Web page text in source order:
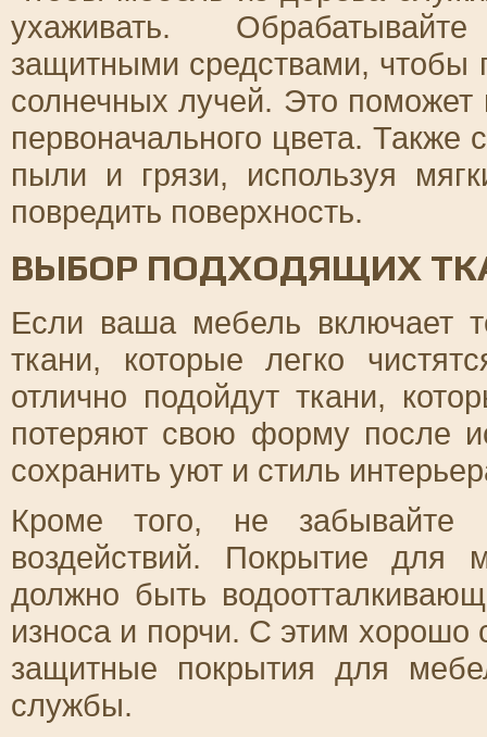
ухаживать.
защитными средствами, чтобы
солнечных лучей. Это поможет
первоначального цвета. Также
пыли и грязи, используя
повредить поверхность.
ВЫБОР ПОДХОДЯЩИХ
Если ваша мебель включает
ткани, которые легко
отлично подойдут ткани,
потеряют свою форму после
сохранить уют и стиль
Кроме того, не
воздействий. Покрытие для
должно быть
износа и порчи. С этим
защитные покрытия для
службы.